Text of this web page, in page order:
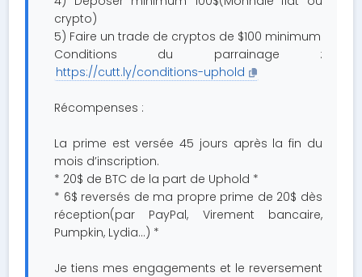
crypto)
5) Faire un trade de cryptos de $100 minimum
Conditions du parrainage :
https://cutt.ly/conditions-uphold
Récompenses :
La prime est versée 45 jours après la fin du
mois d’inscription.
* 20$ de BTC de la part de Uphold *
* 6$ reversés de ma propre prime de 20$ dès
réception(par PayPal, Virement bancaire,
Pumpkin, Lydia...) *
Je tiens mes engagements et le reversement